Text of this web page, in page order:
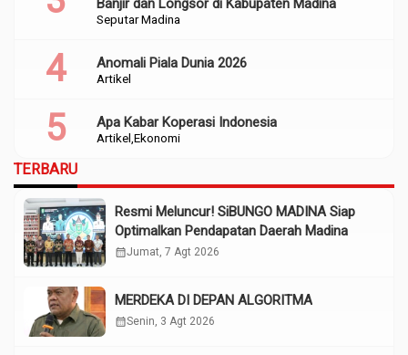
Seputar Madina
Banjir dan Longsor di Kabupaten Madina
Artikel
Anomali Piala Dunia 2026
Artikel Ekonomi
Apa Kabar Koperasi Indonesia
TERBARU
Resmi Meluncur! SiBUNGO MADINA Siap
Optimalkan Pendapatan Daerah Madina
calendar_monthJumat, 7 Agt 2026
MERDEKA DI DEPAN ALGORITMA
calendar_monthSenin, 3 Agt 2026